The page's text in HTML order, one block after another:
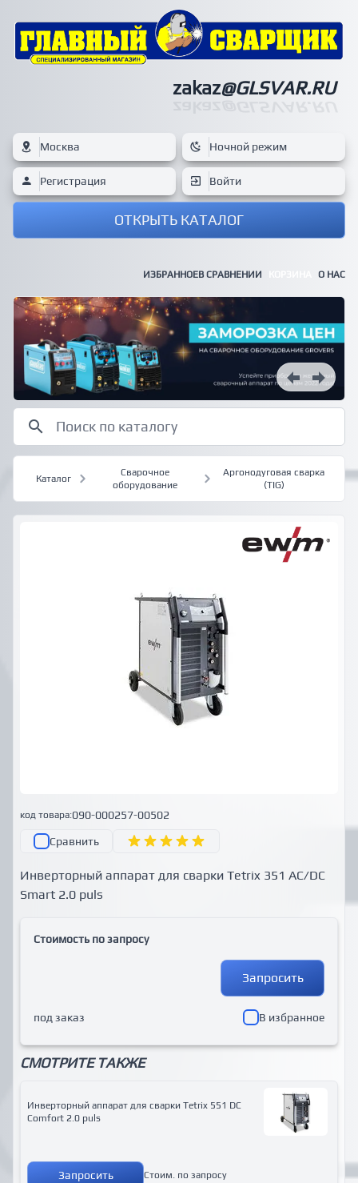
zakaz@GLSVAR.RU
Москва Ночной режим
Регистрация Войти
ОТКРЫТЬ КАТАЛОГ
ИЗБРАННОЕВ СРАВНЕНИИ О НАС
Каталог
Сварочное
оборудование
Аргонодуговая сварка
(TIG)
код товара:090-000257-00502
Сравнить
Инверторный аппарат для сварки Tetrix 351 AC/DC
Smart 2.0 puls
Стоимость по запросу
Запросить
под заказ В избранное
СМОТРИТЕ ТАКЖЕ
Инверторный аппарат для сварки Tetrix 551 DC
Comfort 2.0 puls
Запросить Стоим. по запросу